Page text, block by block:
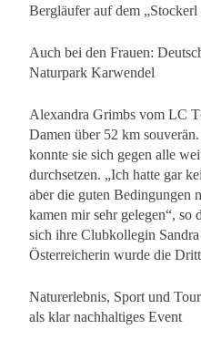
Bergläufer auf dem „Stockerl
Auch bei den Frauen:
Naturpark Karwendel
Alexandra Grimbs vom LC
Damen über 52 km
konnte sie sich gegen alle
durchsetzen. „Ich hatte gar
aber die guten Bedingungen
kamen mir sehr gelegen“, so
sich ihre Clubkollegin
Österreicherin wurde die
Naturerlebnis, Sport und
als klar nachhaltiges Event